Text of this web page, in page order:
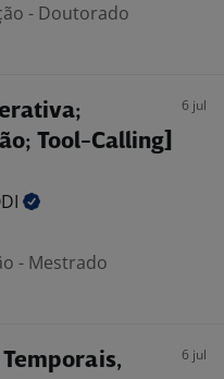
- Doutorado
Tool-Calling]
6 jul
- Mestrado
6 jul